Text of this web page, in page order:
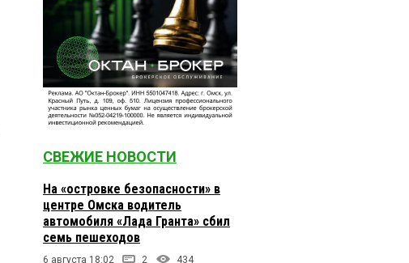
СВЕЖИЕ НОВОСТИ
На «островке безопасности» в
центре Омска водитель
автомобиля «Лада Гранта» сбил
семь пешеходов
6 августа 18:02 2 434